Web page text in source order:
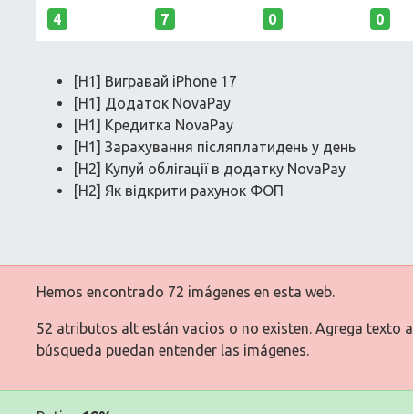
4 7 0 0
[H1] Вигравай iPhone 17
[H1] Додаток NovaPay
[H1] Кредитка NovaPay
[H1] Зарахування післяплатидень у день
[H2] Купуй облігації в додатку NovaPay
[H2] Як відкрити рахунок ФОП
Hemos encontrado 72 imágenes en esta web.
52 atributos alt están vacios o no existen. Agrega texto
búsqueda puedan entender las imágenes.